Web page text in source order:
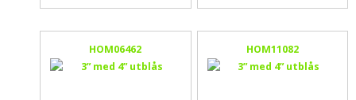
HOM06462 HOM11082